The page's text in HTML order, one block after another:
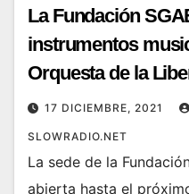
La Fundación
instrumentos
Orquesta de la
17 DICIEMBRE, 2021
SLOWRADIO.NET
La sede de la
abierta hasta el